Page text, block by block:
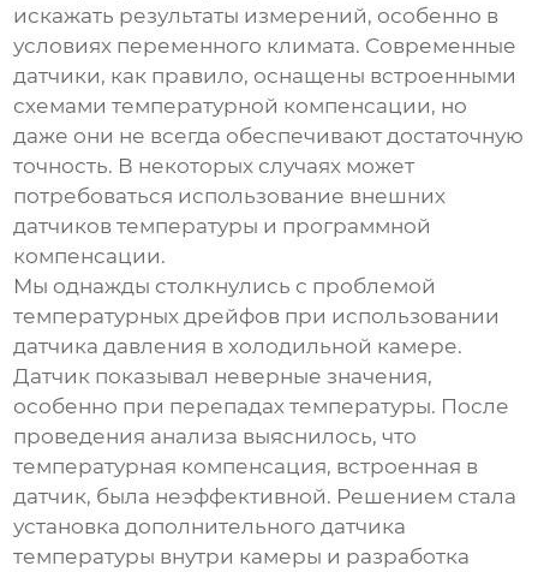
искажать результаты измерений, особенно в
условиях переменного климата. Современные
датчики, как правило, оснащены встроенными
схемами температурной компенсации, но
даже они не всегда обеспечивают достаточную
точность. В некоторых случаях может
потребоваться использование внешних
датчиков температуры и программной
компенсации.
Мы однажды столкнулись с проблемой
температурных дрейфов при использовании
датчика давления в холодильной камере.
Датчик показывал неверные значения,
особенно при перепадах температуры. После
проведения анализа выяснилось, что
температурная компенсация, встроенная в
датчик, была неэффективной. Решением стала
установка дополнительного датчика
температуры внутри камеры и разработка